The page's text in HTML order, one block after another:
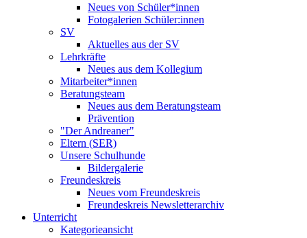
Neues von Schüler*innen
Fotogalerien Schüler:innen
SV
Aktuelles aus der SV
Lehrkräfte
Neues aus dem Kollegium
Mitarbeiter*innen
Beratungsteam
Neues aus dem Beratungsteam
Prävention
"Der Andreaner"
Eltern (SER)
Unsere Schulhunde
Bildergalerie
Freundeskreis
Neues vom Freundeskreis
Freundeskreis Newsletterarchiv
Unterricht
Kategorieansicht